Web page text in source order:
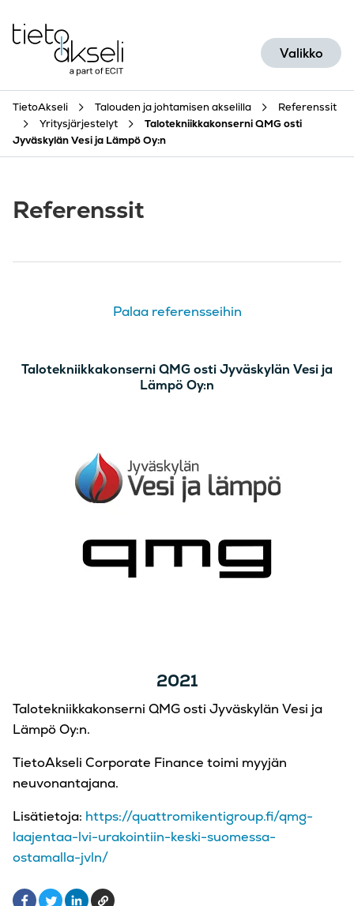
Valikko
TietoAkseli Talouden ja johtamisen akselilla
Referenssit
Yritysjärjestelyt
Talotekniikkakonserni QMG osti
Jyväskylän Vesi ja Lämpö Oy:n
Referenssit
Palaa referensseihin
Talotekniikkakonserni QMG osti Jyväskylän Vesi ja
Lämpö Oy:n
2021
Talotekniikkakonserni QMG osti Jyväskylän Vesi ja
Lämpö Oy:n.
TietoAkseli Corporate Finance toimi myyjän
neuvonantajana.
Lisätietoja: https://quattromikentigroup.fi/qmg-
laajentaa-lvi-urakointiin-keski-suomessa-
ostamalla-jvln/